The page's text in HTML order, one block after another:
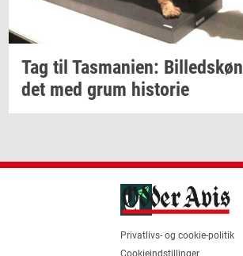
Tag til Tas­ma­ni­en: Bil­leds­køn
det med grum hi­sto­rie
Privatlivs- og cookie-politik
Cookieindstillinger